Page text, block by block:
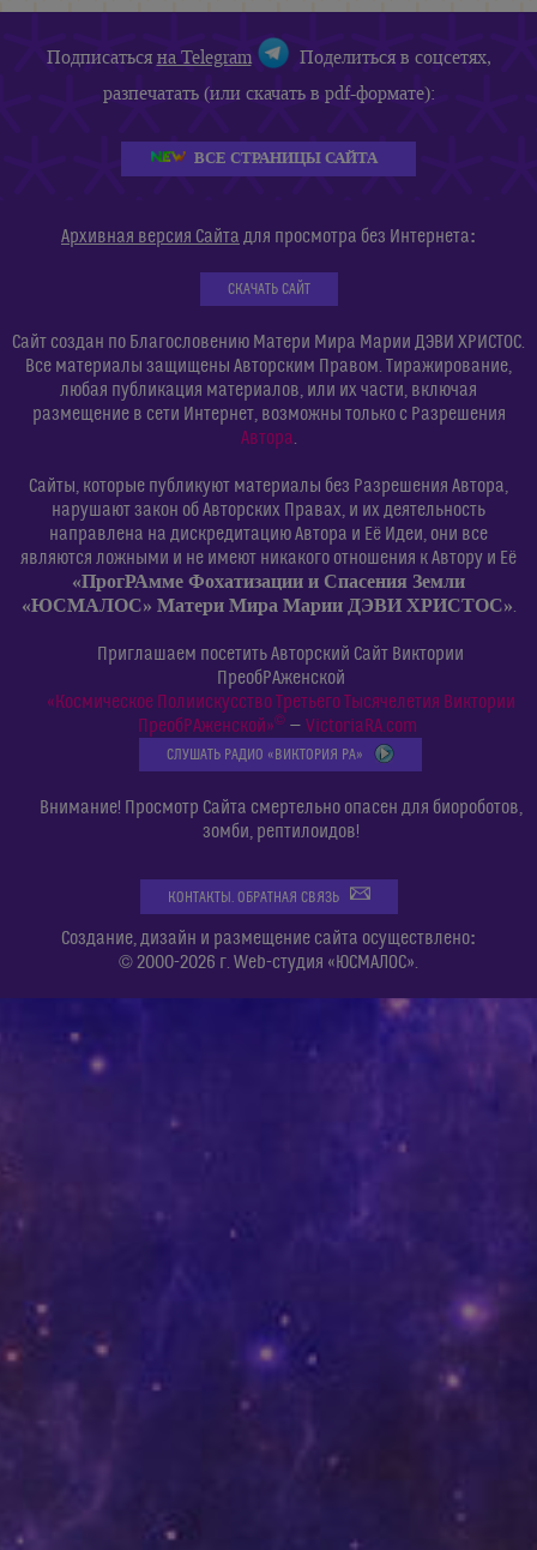
Подписатьсяна Telegram
Поделиться в соцсетях,
разпечатать (или скачать в pdf-формате):
ВСЕ СТРАНИЦЫ САЙТА
Архивная версия Сайта для просмотра без Интернета:
СКАЧАТЬ САЙТ
Сайт создан по Благословению Матери Мира Марии ДЭВИ ХРИСТОС.
Все материалы защищены Авторским Правом. Тиражирование,
любая публикация материалов, или их части, включая
размещение в сети Интернет, возможны только с Разрешения
Автора
Сайты, которые публикуют материалы без Разрешения Автора,
нарушают закон об Авторских Правах, и их деятельность
направлена на дискредитацию Автора и Её Идеи, они все
являются ложными и не имеют никакого отношения к Автору и Её
«ПрогРАмме Фохатизации и Спасения Земли
«ЮСМАЛОС» Матери Мира Марии ДЭВИ ХРИСТОС»
Приглашаем посетить Авторский Сайт Виктории
ПреобРАженской
«Космическое Полиискусство Третьего Тысячелетия Виктории
ПреобРАженской»©— VictoriaRA.com
СЛУШАТЬ РАДИО «ВИКТОРИЯ РА»
Внимание! Просмотр Сайта смертельно опасен для биороботов,
зомби, рептилоидов!
КОНТАКТЫ. ОБРАТНАЯ СВЯЗЬ
Создание, дизайн и размещение сайта осуществлено:
© 2000-2026 г. Web-студия «ЮСМАЛОС».